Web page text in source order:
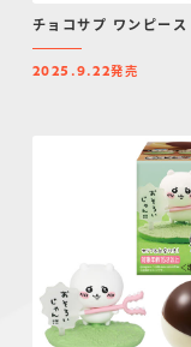
チョコサプ ワンピース
2025.9.22発売